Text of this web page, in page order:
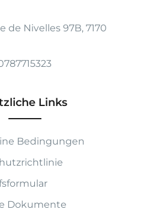
de Nivelles 97B, 7170
Links
Bedingungen
Dokumente